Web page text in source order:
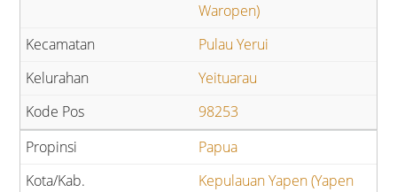
Waropen)
Pulau Yerui
Yeituarau
98253
Papua
Kepulauan Yapen (Yapen